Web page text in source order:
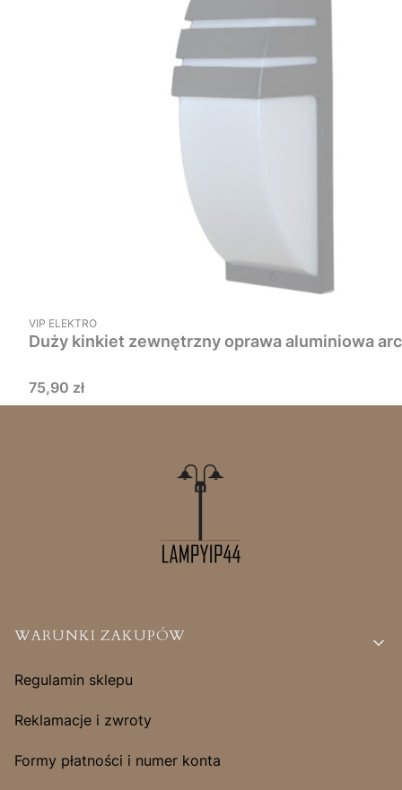
PRODUCENT
VIP ELEKTRO
Duży kinkiet zewnętrzny oprawa aluminiowa
Cena
75,90 zł
Linki w stopce
WARUNKI ZAKUPÓW
Regulamin sklepu
Reklamacje i zwroty
Formy płatności i numer konta